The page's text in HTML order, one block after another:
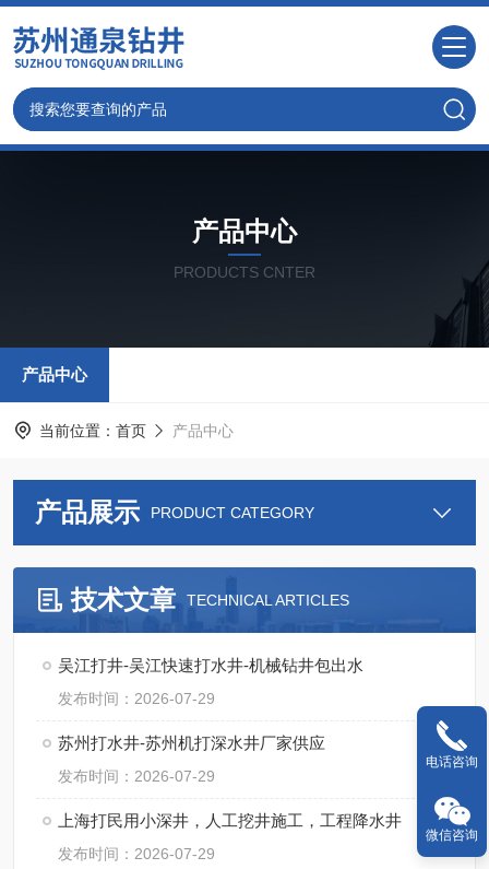
产品中心
PRODUCTS CNTER
产品中心
当前位置： 首页 产品中心
产品展示 PRODUCT CATEGORY
技术文章 TECHNICAL ARTICLES
吴江打井-吴江快速打水井-机械钻井包出水
发布时间：2026-07-29
苏州打水井-苏州机打深水井厂家供应
发布时间：2026-07-29
上海打民用小深井，人工挖井施工，工程降水井
发布时间：2026-07-29
电话咨询
微信咨询